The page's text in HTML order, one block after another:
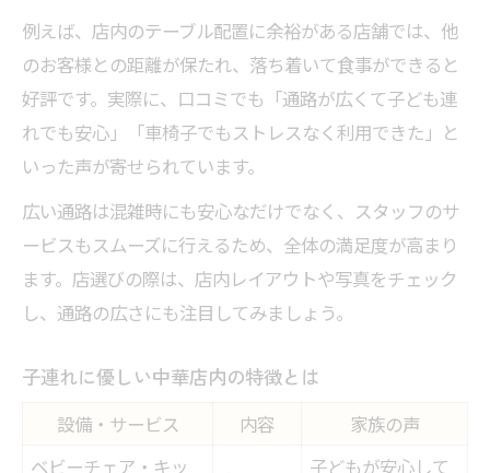
例えば、店内のテーブル配置に余裕がある店舗では、他
のお客様との距離が保たれ、落ち着いて食事ができると
好評です。実際に、口コミでも「通路が広くて子ども連
れでも安心」「車椅子でもストレスなく利用できた」と
いった声が寄せられています。
広い通路は混雑時にも安心なだけでなく、スタッフのサ
ービスもスムーズに行えるため、全体の満足度が高まり
ます。店選びの際は、店内レイアウトや写真をチェック
し、通路の広さにも注目してみましょう。
子連れに優しい中華店内の特徴とは
設備・サービス 内容
家族の声
ベビーチェア・キッ
子どもが安心して